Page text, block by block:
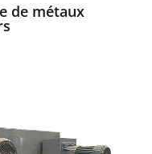
de métaux